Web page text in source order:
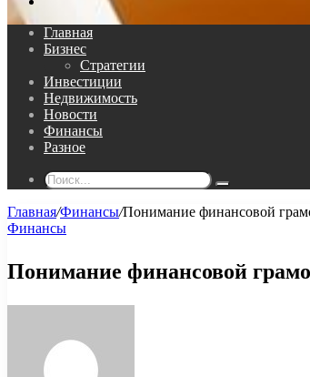
Главная
Бизнес
Стратегии
Инвестиции
Недвижимость
Новости
Финансы
Разное
Поиск...
Главная/Финансы/Понимание финансовой
Финансы
Понимание финансовой